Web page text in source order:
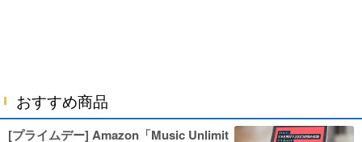
おすすめ商品
[プライムデー] Amazon「Music Unlimit